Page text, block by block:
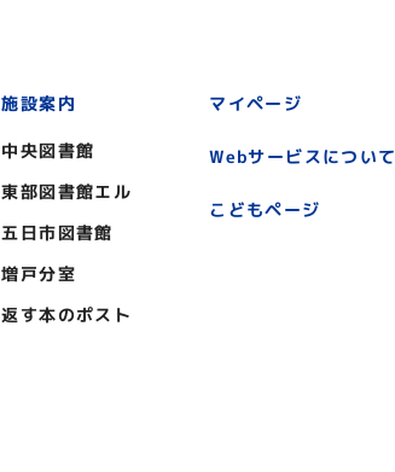
施設案内
中央図書館
東部図書館エル
五日市図書館
増戸分室
返す本のポスト
マイページ
Webサービスについて
こどもページ